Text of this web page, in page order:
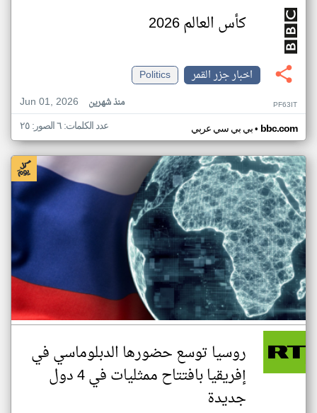
كأس العالم 2026
اخبار جزر القمر
Politics
Jun 01, 2026
منذ شهرين PF63IT
بي بي سي عربي• bbc.com عدد الكلمات: ٦ الصور: ٢٥
روسيا توسع حضورها الدبلوماسي في
إفريقيا بافتتاح ممثليات في 4 دول
جديدة